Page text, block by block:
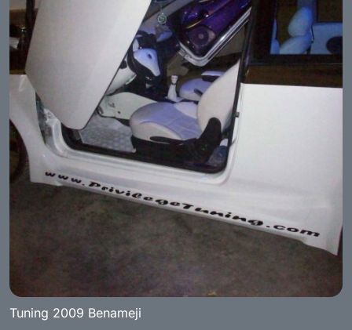
Tuning 2009 Benameji